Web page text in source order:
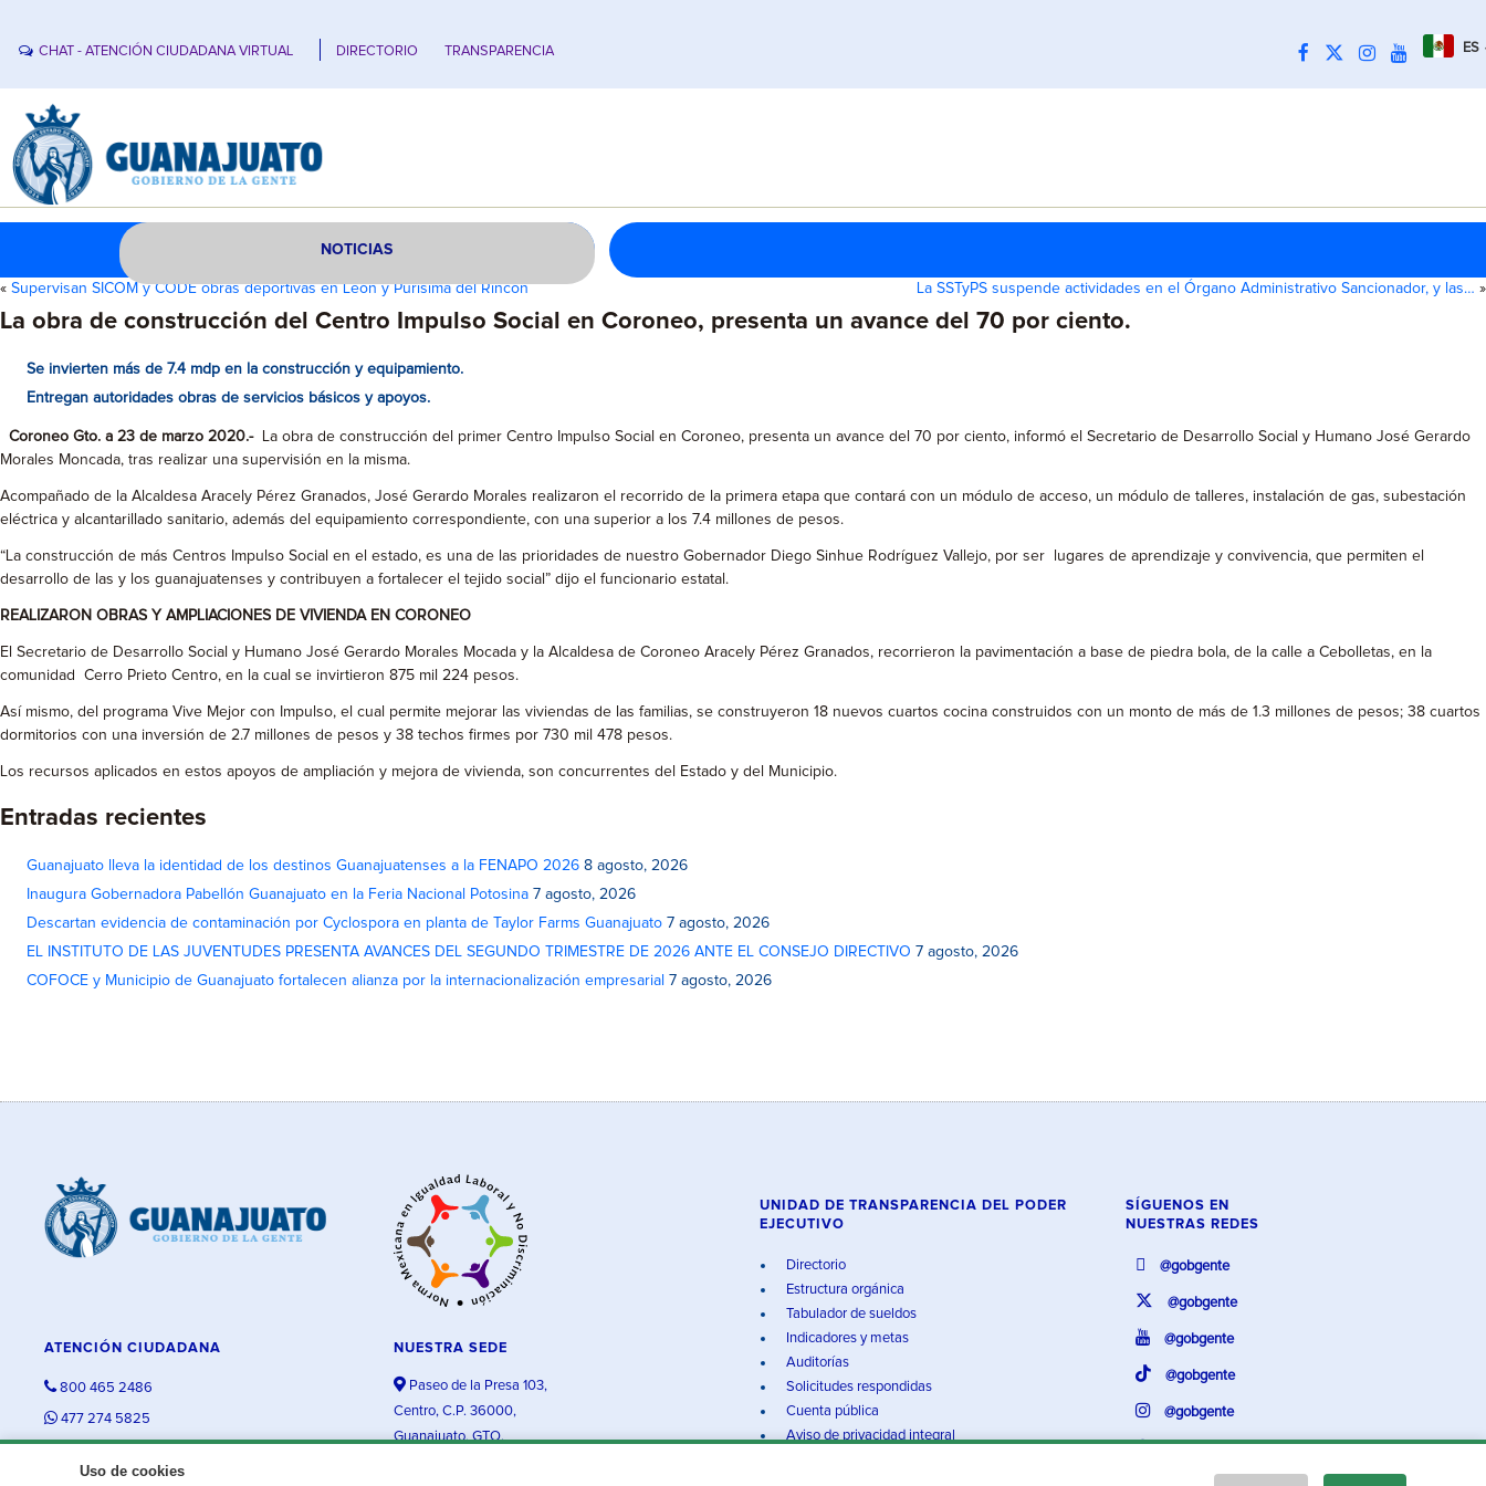
CHAT - ATENCIÓN CIUDADANA VIRTUAL DIRECTORIO TRANSPARENCIA ES
NOTICIAS
« Supervisan SICOM y CODE obras deportivas en León y Purísima del Rincón La SSTyPS suspende actividades en el Órgano Administrativo Sancionador, y las… »
La obra de construcción del Centro Impulso Social en Coroneo, presenta un avance del 70 por ciento.
Se invierten más de 7.4 mdp en la construcción y equipamiento.
Entregan autoridades obras de servicios básicos y apoyos.
Coroneo Gto. a 23 de marzo 2020.-
La obra de construcción del primer Centro Impulso Social en Coroneo, presenta un avance del 70 por ciento, informó el Secretario de Desarrollo Social y Humano José Gerardo
Morales Moncada, tras realizar una supervisión en la misma.
Acompañado de la Alcaldesa Aracely Pérez Granados, José Gerardo Morales realizaron el recorrido de la primera etapa que contará con un módulo de acceso, un módulo de talleres, instalación de gas, subestación
eléctrica y alcantarillado sanitario, además del equipamiento correspondiente, con una superior a los 7.4 millones de pesos.
“La construcción de más Centros Impulso Social en el estado, es una de las prioridades de nuestro Gobernador Diego Sinhue Rodríguez Vallejo, por ser lugares de aprendizaje y convivencia, que permiten el
desarrollo de las y los guanajuatenses y contribuyen a fortalecer el tejido social” dijo el funcionario estatal.
REALIZARON OBRAS Y AMPLIACIONES DE VIVIENDA EN CORONEO
El Secretario de Desarrollo Social y Humano José Gerardo Morales Mocada y la Alcaldesa de Coroneo Aracely Pérez Granados, recorrieron la pavimentación a base de piedra bola, de la calle a Cebolletas, en la
comunidad Cerro Prieto Centro, en la cual se invirtieron 875 mil 224 pesos.
Así mismo, del programa Vive Mejor con Impulso, el cual permite mejorar las viviendas de las familias, se construyeron 18 nuevos cuartos cocina construidos con un monto de más de 1.3 millones de pesos; 38 cuartos
dormitorios con una inversión de 2.7 millones de pesos y 38 techos firmes por 730 mil 478 pesos.
Los recursos aplicados en estos apoyos de ampliación y mejora de vivienda, son concurrentes del Estado y del Municipio.
Entradas recientes
Guanajuato lleva la identidad de los destinos Guanajuatenses a la FENAPO 2026 8 agosto, 2026
Inaugura Gobernadora Pabellón Guanajuato en la Feria Nacional Potosina 7 agosto, 2026
Descartan evidencia de contaminación por Cyclospora en planta de Taylor Farms Guanajuato 7 agosto, 2026
EL INSTITUTO DE LAS JUVENTUDES PRESENTA AVANCES DEL SEGUNDO TRIMESTRE DE 2026 ANTE EL CONSEJO DIRECTIVO 7 agosto, 2026
COFOCE y Municipio de Guanajuato fortalecen alianza por la internacionalización empresarial 7 agosto, 2026
Uso de cookies
ATENCIÓN CIUDADANA
800 465 2486
477 274 5825
NUESTRA SEDE
Paseo de la Presa 103,
Centro, C.P. 36000,
Guanajuato, GTO.
UNIDAD DE TRANSPARENCIA DEL PODER
EJECUTIVO
Directorio
Estructura orgánica
Tabulador de sueldos
Indicadores y metas
Auditorías
Solicitudes respondidas
Cuenta pública
Aviso de privacidad integral
SÍGUENOS EN
NUESTRAS REDES
@gobgente
@gobgente
@gobgente
@gobgente
@gobgente
@gobgente